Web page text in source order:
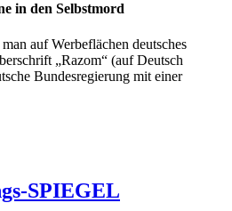
in den Selbstmord
auf Werbeflächen deutsches
„Razom“ (auf Deutsch
Bundesregierung mit einer
SPIEGEL